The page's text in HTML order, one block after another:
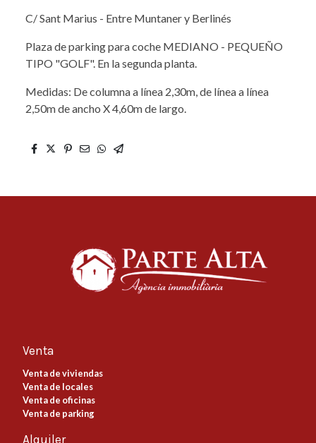
C/ Sant Marius - Entre Muntaner y Berlinés
Plaza de parking para coche MEDIANO - PEQUEÑO
TIPO "GOLF". En la segunda planta.
Medidas: De columna a línea 2,30m, de línea a línea
2,50m de ancho X 4,60m de largo.
Venta
Venta de viviendas
Venta de locales
Venta de oficinas
Venta de parking
Alquiler